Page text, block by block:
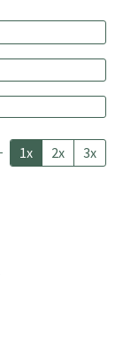
1x 2x 3x